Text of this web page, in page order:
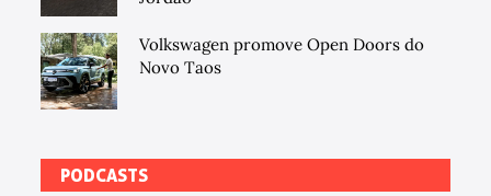
Volkswagen promove Open Doors do
Novo Taos
PODCASTS